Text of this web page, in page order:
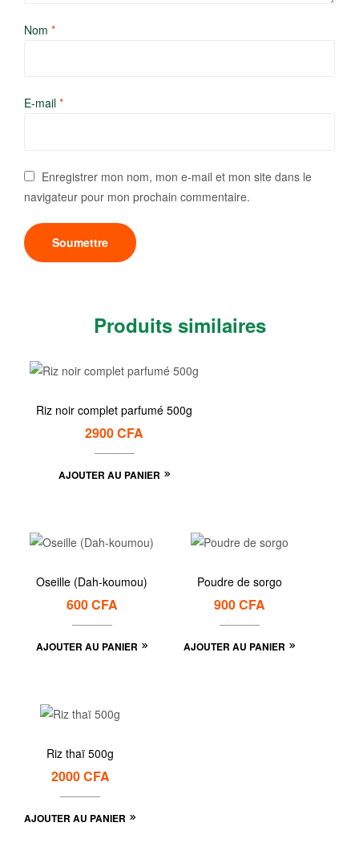
Nom *
E-mail *
Enregistrer mon nom, mon e-mail et mon site dans le
navigateur pour mon prochain commentaire.
Produits similaires
Riz noir complet parfumé 500g
2900CFA
AJOUTER AU PANIER
Oseille (Dah-koumou)
600CFA
AJOUTER AU PANIER
Poudre de sorgo
900CFA
AJOUTER AU PANIER
Riz thaï 500g
2000CFA
AJOUTER AU PANIER